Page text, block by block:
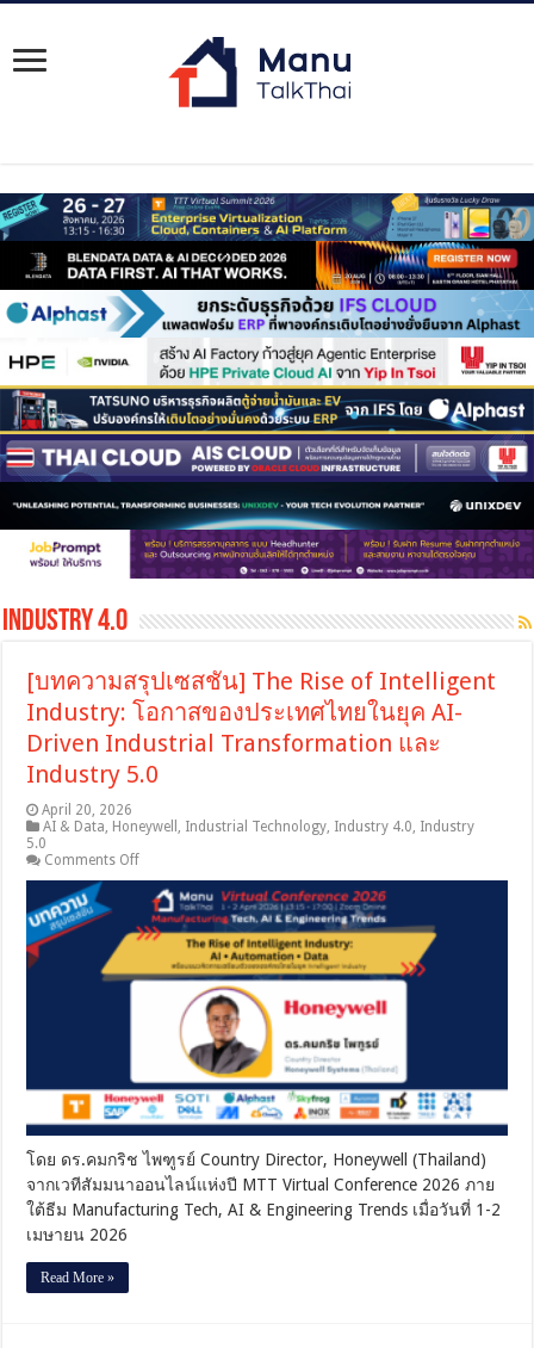
Industry 4.0
[บทความสรุปเซสชัน] The Rise of Intelligent
Industry: โอกาสของประเทศไทยในยุค AI-
Driven Industrial Transformation และ
Industry 5.0
April 20, 2026
AI & Data Honeywell Industrial Technology Industry 4.0 Industry
5.0
Comments Offon
[บทความ
สรุป
เซสชัน]
The
of
Intelligent
Industry:
ประเทศไทย
ใน
ยุค
AI-
Driven
Industrial
Transformation
และ
โดย ดร.คมกริช ไพฑูรย์ Country Director, Honeywell (Thailand)
จากเวทีสัมมนาออนไลน์แห่งปี MTT Virtual Conference 2026 ภาย
ใต้ธีม Manufacturing Tech, AI & Engineering Trends เมื่อวันที่ 1-2
เมษายน 2026
Read More »